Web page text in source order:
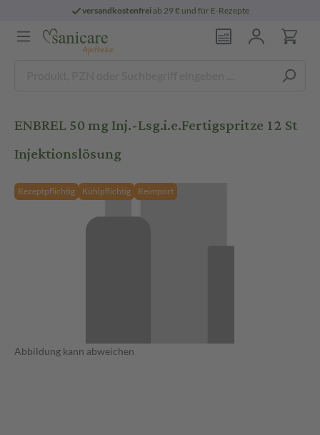
versandkostenfreiab 29 € und für E-Rezepte
ENBREL 50 mg Inj.-Lsg.i.e.Fertigspritze 12 St
Injektionslösung
Rezeptpflichtig Kühlpflichtig Reimport
Abbildung kann abweichen